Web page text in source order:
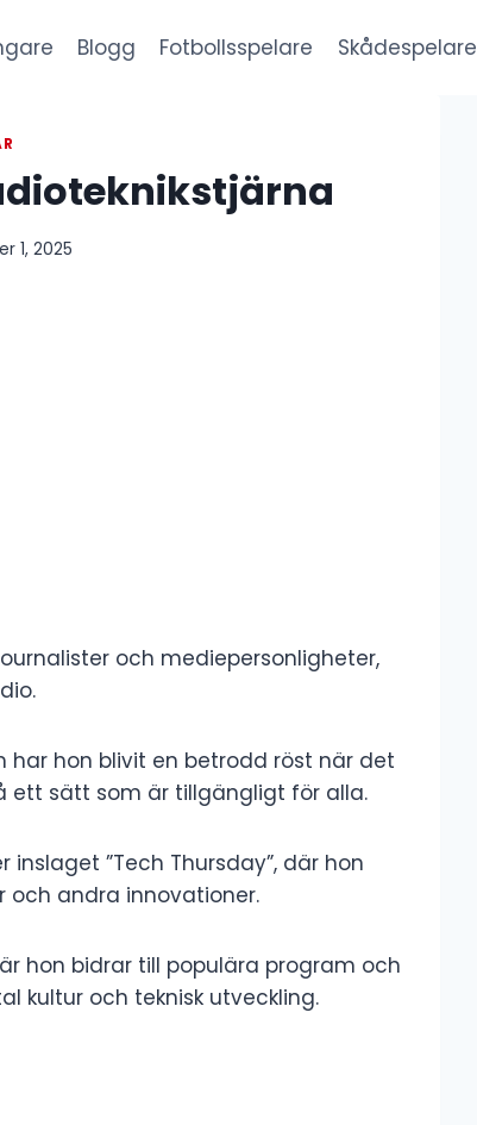
Blogg Fotbollsspelare Skådespelare
1, 2025
och mediepersonligheter,
har hon blivit en betrodd röst när det
ett sätt som är tillgängligt för alla.
inslaget ”Tech Thursday”, där hon
och andra innovationer.
hon bidrar till populära program och
kultur och teknisk utveckling.